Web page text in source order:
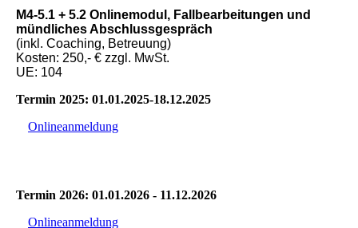
M4-5.1 + 5.2 Onlinemodul, Fallbearbeitungen und
mündliches Abschlussgespräch
(inkl. Coaching, Betreuung)
Kosten: 250,- € zzgl. MwSt.
UE: 104
Termin 2025: 01.01.2025-18.12.2025
Onlineanmeldung
Termin 2026: 01.01.2026 - 11.12.2026
Onlineanmeldung